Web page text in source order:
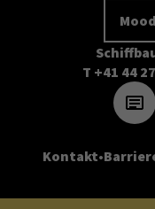
T +41 44
Kontakt